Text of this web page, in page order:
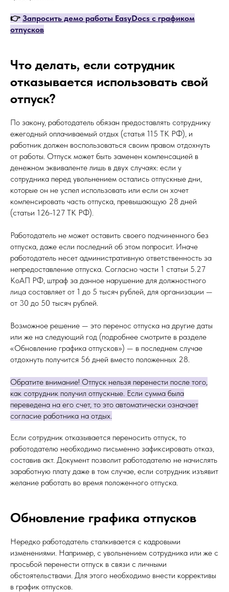
👉 Запросить демо работы EasyDocs с графиком
отпусков
Что делать, если сотрудник
отказывается использовать свой
отпуск?
По закону, работодатель обязан предоставлять сотруднику
ежегодный оплачиваемый отдых (статья 115 ТК РФ), и
работник должен воспользоваться своим правом отдохнуть
от работы. Отпуск может быть заменен компенсацией в
денежном эквиваленте лишь в двух случаях: если у
сотрудника перед увольнением остались отпускные дни,
которые он не успел использовать или если он хочет
компенсировать часть отпуска, превышающую 28 дней
(статьи 126-127 ТК РФ).
Работодатель не может оставить своего подчиненного без
отпуска, даже если последний об этом попросит. Иначе
работодатель несет административную ответственность за
непредоставление отпуска. Согласно части 1 статьи 5.27
КоАП РФ, штраф за данное нарушение для должностного
лица составляет от 1 до 5 тысяч рублей, для организации —
от 30 до 50 тысяч рублей.
Возможное решение — это перенос отпуска на другие даты
или же на следующий год (подробнее смотрите в разделе
«Обновление графика отпусков») — в последнем случае
отдохнуть получится 56 дней вместо положенных 28.
Обратите внимание! Отпуск нельзя перенести после того,
как сотрудник получил отпускные. Если сумма была
переведена на его счет, то это автоматически означает
согласие работника на отдых.
Если сотрудник отказывается переносить отпуск, то
работодателю необходимо письменно зафиксировать отказ,
составив акт. Документ позволит работодателю не начислять
заработную плату даже в том случае, если сотрудник изъявит
желание работать во время положенного отпуска.
Обновление графика отпусков
Нередко работодатель сталкивается с кадровыми
изменениями. Например, с увольнением сотрудника или же с
просьбой перенести отпуск в связи с личными
обстоятельствами. Для этого необходимо внести коррективы
в график отпусков.